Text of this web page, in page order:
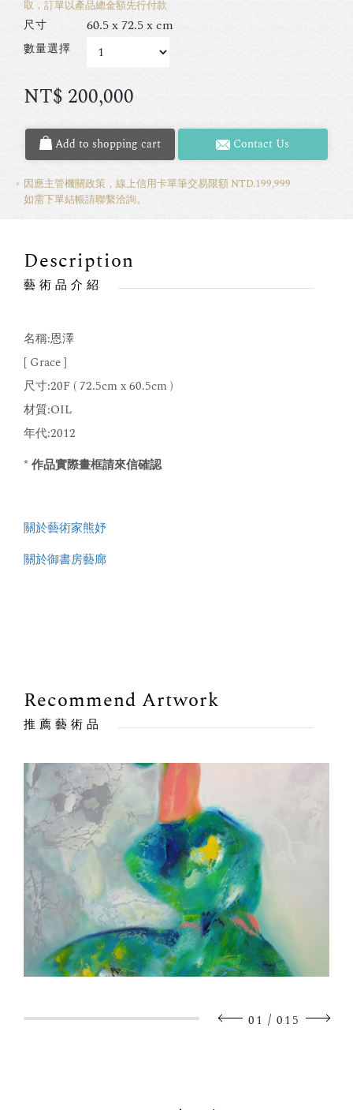
取，訂單以產品總金額先行付款
尺寸 60.5 x 72.5 x cm
數量選擇
NT$ 200,000
Add to shopping cart Contact Us
因應主管機關政策，線上信用卡單筆交易限額 NTD.199,999
如需下單結帳請聯繫洽詢。
Description
藝術品介紹
名稱:恩澤
[ Grace ]
尺寸:20F ( 72.5cm x 60.5cm )
材質:OIL
年代:2012
* 作品實際畫框請來信確認
關於藝術家熊妤
關於御書房藝廊
Recommend Artwork
推薦藝術品
01 / 015